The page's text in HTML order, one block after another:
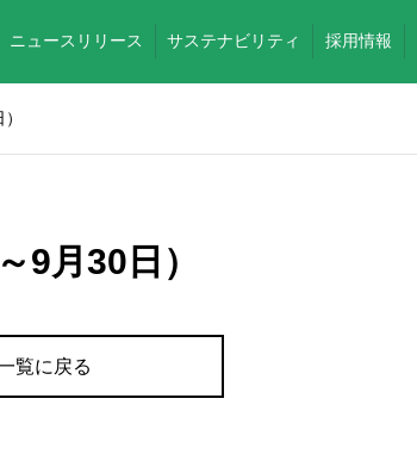
ニュースリリース サステナビリティ 採用情報
9月30日）
覧に戻る